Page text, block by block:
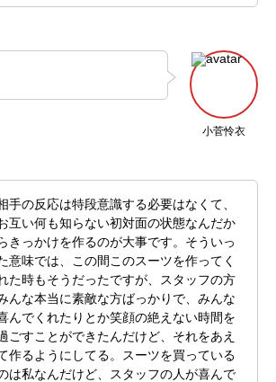
小菅怜衣
手の反応は特段意識する必要はなくて、
互い何も知らない初対面の状態なんだか
きっかけを作るのが大事です。そういっ
意味では、この間このスーツを作ってく
た時もそうだったですが、スタッフの方
んな本当に素敵な方ばっかりで、みんな
んでくれたりとか笑顔の絶えない時間を
ごすことができたんだけど、それをあえ
作るようにしてる。スーツを買っている
は私なんだけど、スタッフの人が喜んで